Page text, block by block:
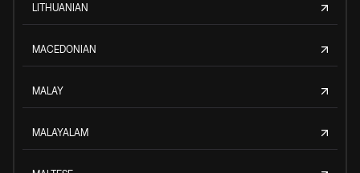
LITHUANIAN
MACEDONIAN
MALAY
MALAYALAM